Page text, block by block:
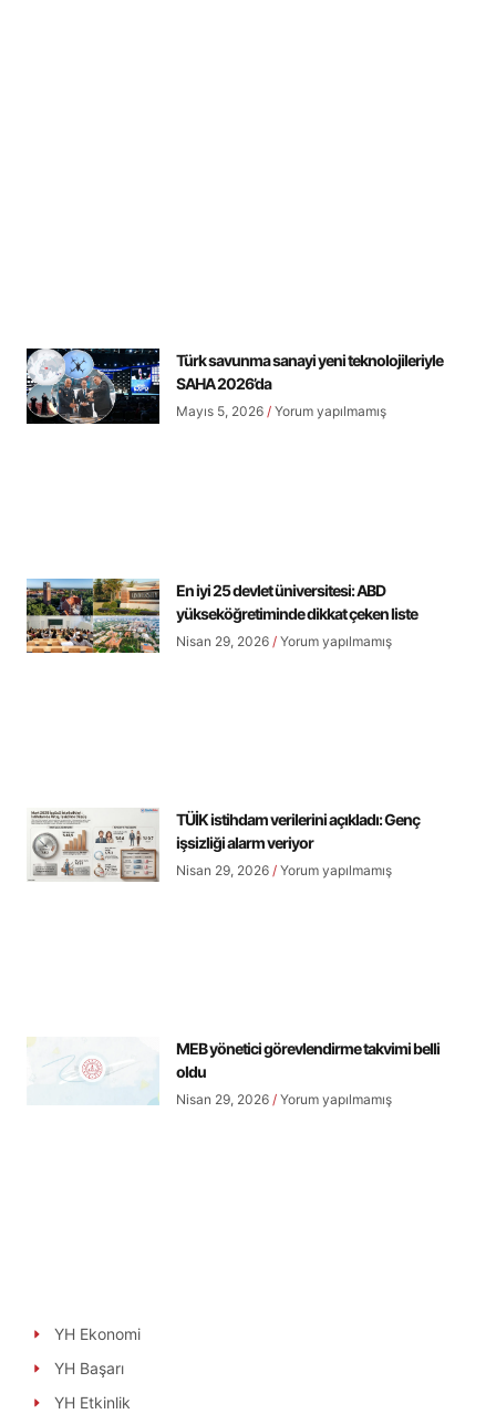
Türk savunma sanayi yeni teknolojileriyle
SAHA 2026’da
Mayıs 5, 2026 Yorum yapılmamış
En iyi 25 devlet üniversitesi: ABD
yükseköğretiminde dikkat çeken liste
Nisan 29, 2026 Yorum yapılmamış
TÜİK istihdam verilerini açıkladı: Genç
işsizliği alarm veriyor
Nisan 29, 2026 Yorum yapılmamış
MEB yönetici görevlendirme takvimi belli
oldu
Nisan 29, 2026 Yorum yapılmamış
YH Ekonomi
YH Başarı
YH Etkinlik